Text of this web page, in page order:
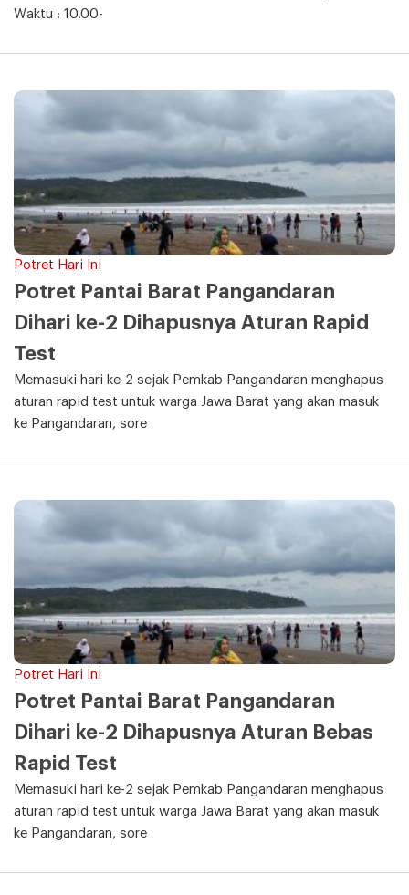
Waktu : 10.00-
Potret Hari Ini
Potret Pantai Barat Pangandaran
Dihari ke-2 Dihapusnya Aturan Rapid
Test
Memasuki hari ke-2 sejak Pemkab Pangandaran menghapus
aturan rapid test untuk warga Jawa Barat yang akan masuk
ke Pangandaran, sore
Potret Hari Ini
Potret Pantai Barat Pangandaran
Dihari ke-2 Dihapusnya Aturan Bebas
Rapid Test
Memasuki hari ke-2 sejak Pemkab Pangandaran menghapus
aturan rapid test untuk warga Jawa Barat yang akan masuk
ke Pangandaran, sore